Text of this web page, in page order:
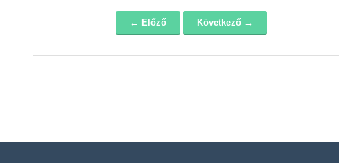
← Előző Következő →